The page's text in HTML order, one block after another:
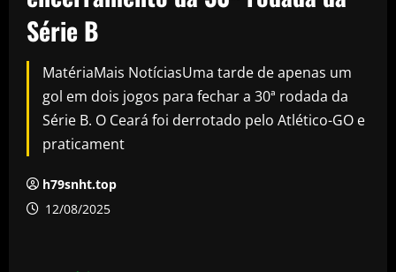
Série B
MatériaMais NotíciasUma tarde de apenas um
gol em dois jogos para fechar a 30ª rodada da
Série B. O Ceará foi derrotado pelo Atlético-GO e
praticament
h79snht.top
12/08/2025